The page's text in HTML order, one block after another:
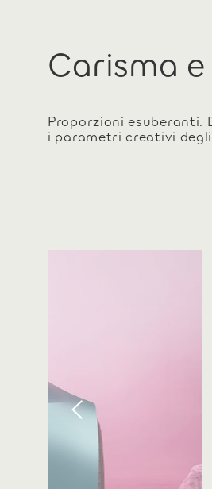
Carisma
Proporzioni esuberanti.
i parametri creativi degli